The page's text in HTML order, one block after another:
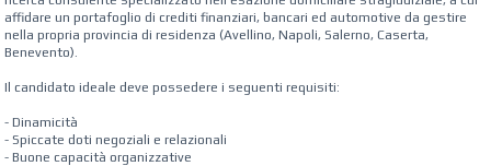
affidare un portafoglio di crediti finanziari, bancari ed automotive da gestire
nella propria provincia di residenza (Avellino, Napoli, Salerno, Caserta,
Benevento).
Il candidato ideale deve possedere i seguenti requisiti:
- Dinamicità
- Spiccate doti negoziali e relazionali
- Buone capacità organizzative